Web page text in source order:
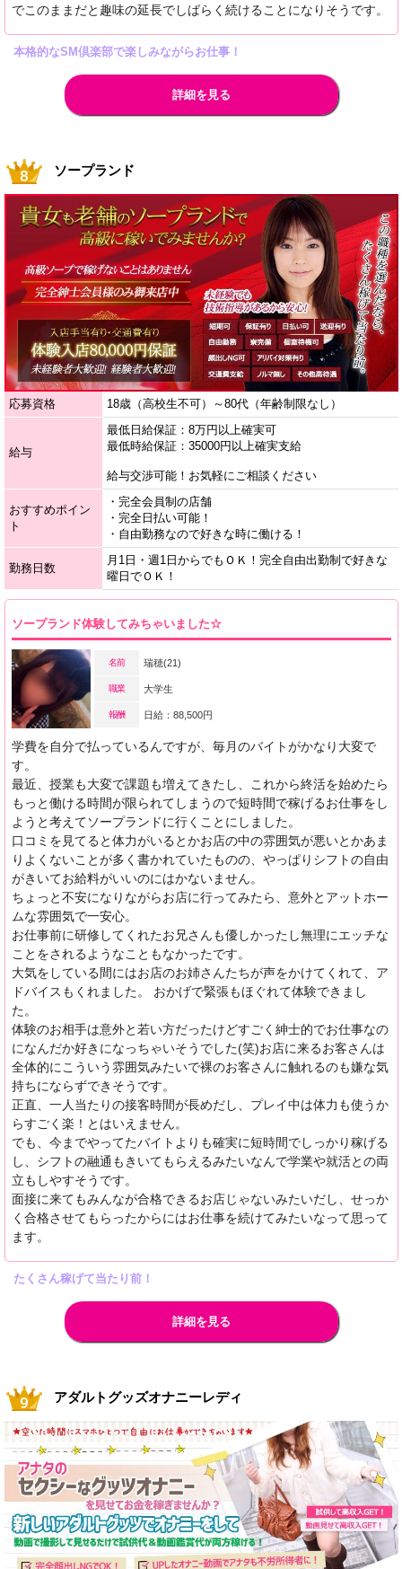
でこのままだと趣味の延長でしばらく続けることになりそうです。
本格的なSM倶楽部で楽しみながらお仕事！
詳細を見る
ソープランド
応募資格 18歳（高校生不可）～80代（年齢制限なし）
給与
最低日給保証：8万円以上確実可
最低時給保証：35000円以上確実支給
給与交渉可能！お気軽にご相談ください
おすすめポイン
ト
・完全会員制の店舗
・完全日払い可能！
・自由勤務なので好きな時に働ける！
勤務日数
月1日・週1日からでもＯＫ！完全自由出勤制で好きな
曜日でＯＫ！
ソープランド体験してみちゃいました☆
名前 瑞穂(21)
職業 大学生
報酬 日給：88,500円
学費を自分で払っているんですが、毎月のバイトがかなり大変で
す。
最近、授業も大変で課題も増えてきたし、これから終活を始めたら
もっと働ける時間が限られてしまうので短時間で稼げるお仕事をし
ようと考えてソープランドに行くことにしました。
口コミを見てると体力がいるとかお店の中の雰囲気が悪いとかあま
りよくないことが多く書かれていたものの、やっぱりシフトの自由
がきいてお給料がいいのにはかないません。
ちょっと不安になりながらお店に行ってみたら、意外とアットホー
ムな雰囲気で一安心。
お仕事前に研修してくれたお兄さんも優しかったし無理にエッチな
ことをされるようなこともなかったです。
大気をしている間にはお店のお姉さんたちが声をかけてくれて、ア
ドバイスもくれました。 おかげで緊張もほぐれて体験できまし
た。
体験のお相手は意外と若い方だったけどすごく紳士的でお仕事なの
になんだか好きになっちゃいそうでした(笑)お店に来るお客さんは
全体的にこういう雰囲気みたいで裸のお客さんに触れるのも嫌な気
持ちにならずできそうです。
正直、一人当たりの接客時間が長めだし、プレイ中は体力も使うか
らすごく楽！とはいえません。
でも、今までやってたバイトよりも確実に短時間でしっかり稼げる
し、シフトの融通もきいてもらえるみたいなんで学業や就活との両
立もしやすそうです。
面接に来てもみんなが合格できるお店じゃないみたいだし、せっか
く合格させてもらったからにはお仕事を続けてみたいなって思って
ます。
たくさん稼げて当たり前！
詳細を見る
アダルトグッズオナニーレディ